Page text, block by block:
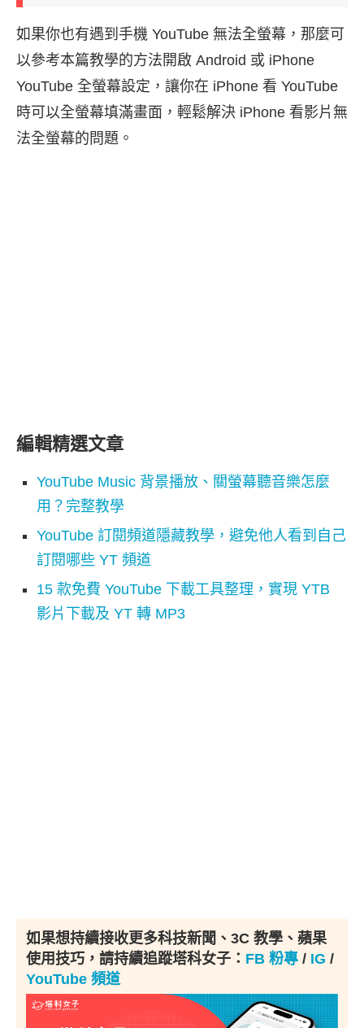
如果你也有遇到手機 YouTube 無法全螢幕，那麼可
以參考本篇教學的方法開啟 Android 或 iPhone
YouTube 全螢幕設定，讓你在 iPhone 看 YouTube
時可以全螢幕填滿畫面，輕鬆解決 iPhone 看影片無
法全螢幕的問題。
編輯精選文章
YouTube Music 背景播放、關螢幕聽音樂怎麼
用？完整教學
YouTube 訂閱頻道隱藏教學，避免他人看到自己
訂閱哪些 YT 頻道
15 款免費 YouTube 下載工具整理，實現 YTB
影片下載及 YT 轉 MP3
如果想持續接收更多科技新聞、3C 教學、蘋果
使用技巧，請持續追蹤塔科女子： FB 粉專 / IG /
YouTube 頻道